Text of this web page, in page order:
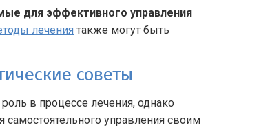
для эффективного управления
лечения также могут быть
советы
в процессе лечения, однако
самостоятельного управления своим